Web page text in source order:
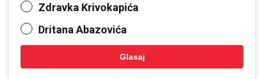
Zdravka Krivokapića
Dritana Abazovića
Glasaj